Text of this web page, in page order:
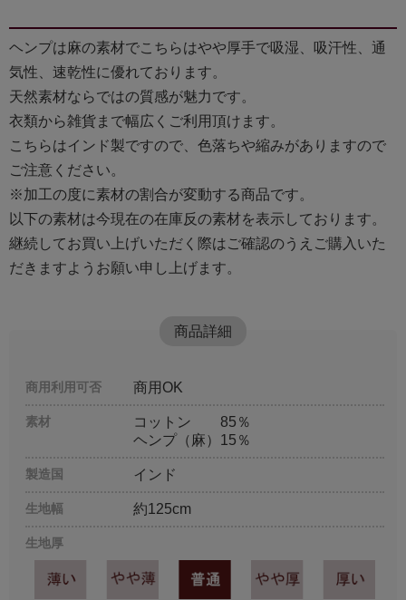
ヘンプは麻の素材でこちらはやや厚手で吸湿、吸汗性、通
気性、速乾性に優れております。
天然素材ならではの質感が魅力です。
衣類から雑貨まで幅広くご利用頂けます。
こちらはインド製ですので、色落ちや縮みがありますので
ご注意ください。
※加工の度に素材の割合が変動する商品です。
以下の素材は今現在の在庫反の素材を表示しております。
継続してお買い上げいただく際はご確認のうえご購入いた
だきますようお願い申し上げます。
商品詳細
商用利用可否 商用OK
素材
コットン 85％
ヘンプ（麻）15％
製造国 インド
生地幅 約125cm
生地厚